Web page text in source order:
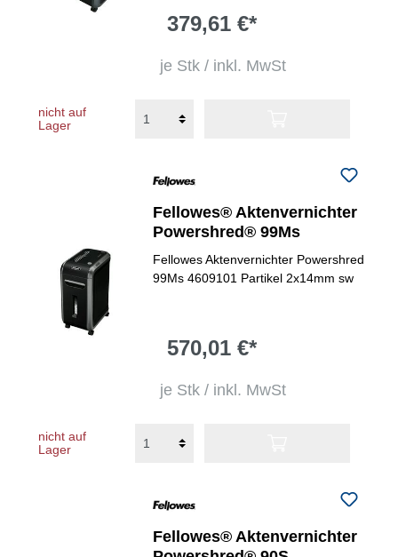
379,61 €*
je Stk / inkl. MwSt
nicht auf
Lager
Fellowes® Aktenvernichter
Powershred® 99Ms
Fellowes Aktenvernichter Powershred
99Ms 4609101 Partikel 2x14mm sw
570,01 €*
je Stk / inkl. MwSt
nicht auf
Lager
Fellowes® Aktenvernichter